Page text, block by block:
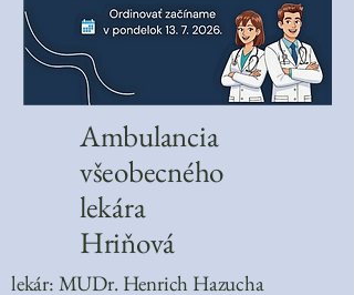
Ambulancia
všeobecného
lekára
Hriňová
lekár: MUDr. Henrich Hazucha